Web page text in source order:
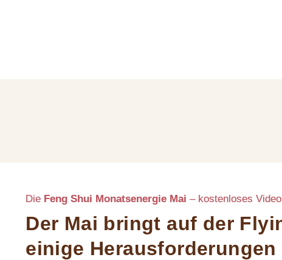
Die Feng Shui Monatsenergie Mai – kostenloses
Der Mai bringt auf der
einige